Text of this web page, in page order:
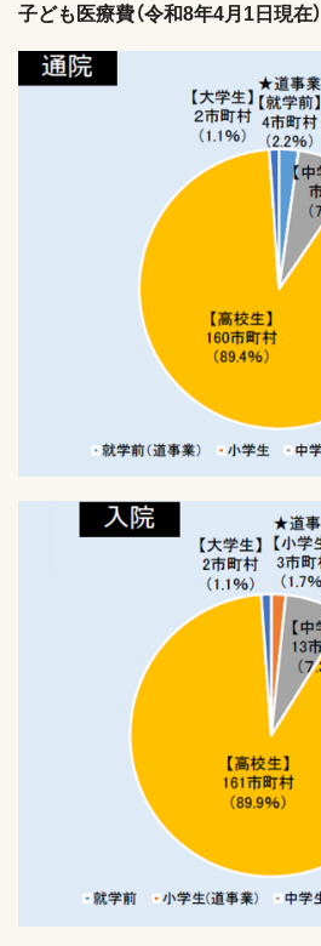
子ども医療費（令和8年4月1日現在）